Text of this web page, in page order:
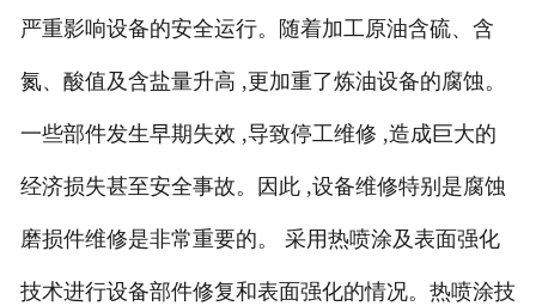
严重影响设备的安全运行。随着加工原油含硫、含
氮、酸值及含盐量升高 ,更加重了炼油设备的腐蚀。
一些部件发生早期失效 ,导致停工维修 ,造成巨大的
经济损失甚至安全事故。因此 ,设备维修特别是腐蚀
磨损件维修是非常重要的。 采用热喷涂及表面强化
技术进行设备部件修复和表面强化的情况。热喷涂技